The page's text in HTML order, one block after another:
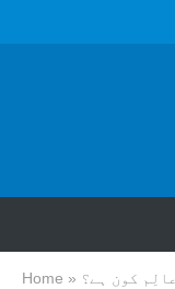
Home » عالِم کون ہے؟